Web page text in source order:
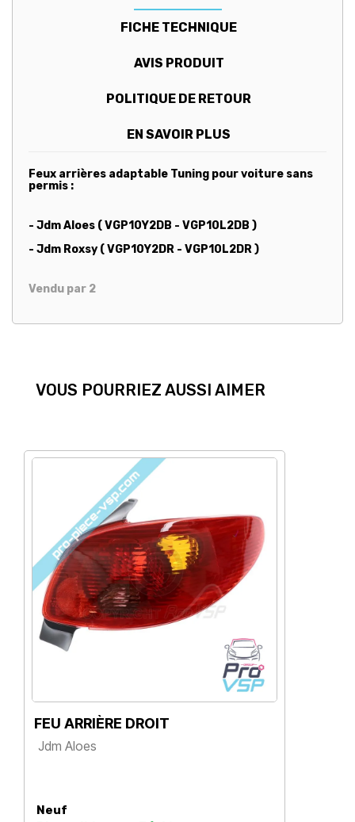
FICHE TECHNIQUE
AVIS PRODUIT
POLITIQUE DE RETOUR
EN SAVOIR PLUS
Feux arrières adaptable Tuning pour voiture sans
permis :
- Jdm Aloes ( VGP10Y2DB - VGP10L2DB )
- Jdm Roxsy ( VGP10Y2DR - VGP10L2DR )
Vendu par 2
VOUS POURRIEZ AUSSI AIMER
FEU ARRIÈRE DROIT
Jdm Aloes
Neuf